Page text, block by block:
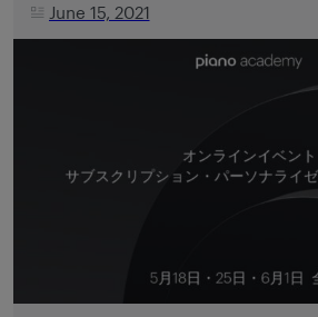
June 15, 2021